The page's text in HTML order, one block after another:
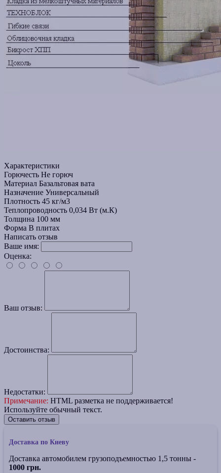
Характеристики
Горючесть Не горюч
Материал Базальтовая вата
Назначение Универсальный
Плотность 45 кг/м3
Теплопроводность 0,034 Вт (м.К)
Толщина 100 мм
Форма В плитах
Написать отзыв
Ваше имя:
Оценка:
Ваш отзыв:
Достоинства:
Недостатки:
Примечание: HTML разметка не поддерживается!
Используйте обычный текст.
Оставить отзыв
Доставка по Киеву
Доставка автомобилем грузоподъемностью 1,5 тонны -
1000 грн.